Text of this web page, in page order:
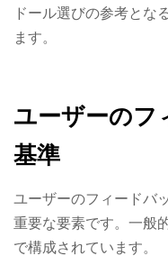
ドール選びの参考とな
ます。
ユーザーのフ
基準
ユーザーのフィードバ
重要な要素です。一般
で構成されています。